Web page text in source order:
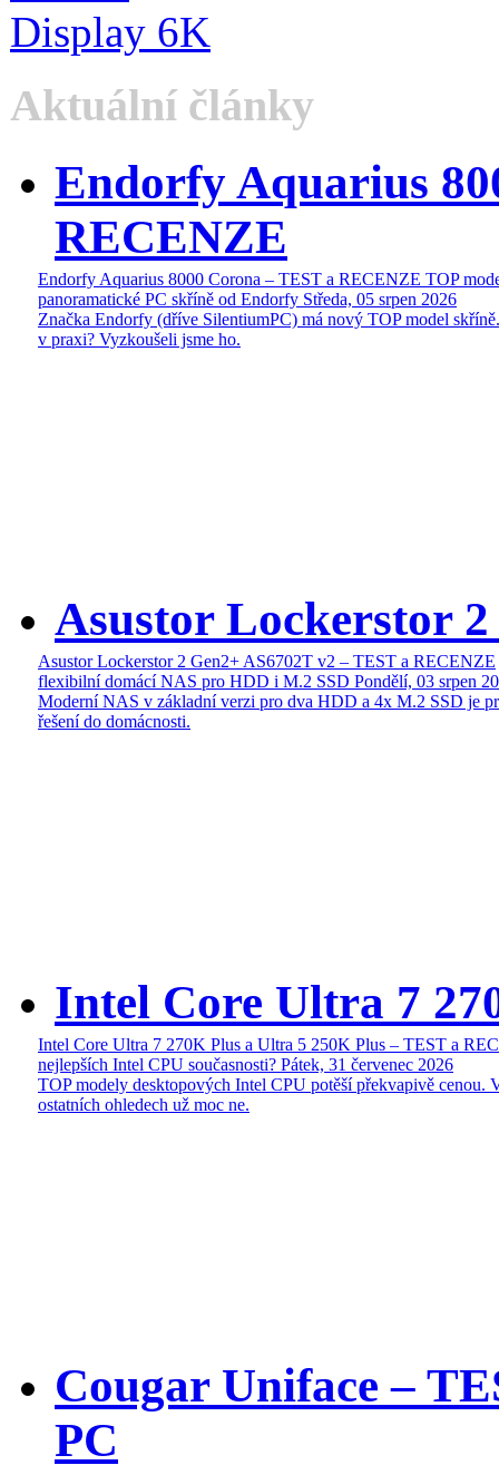
Aktuální články
Endorfy Aquarius
RECENZE
Endorfy Aquarius 8000 Corona – TEST a RECENZE TOP
panoramatické PC skříně od Endorfy Středa, 05 srpen 2026
Značka Endorfy (dříve SilentiumPC) má nový TOP model
v praxi? Vyzkoušeli jsme ho.
Asustor Lockerstor
Asustor Lockerstor 2 Gen2+ AS6702T v2 – TEST a RECENZE
flexibilní domácí NAS pro HDD i M.2 SSD Pondělí, 03 srpen
Moderní NAS v základní verzi pro dva HDD a 4x M.2 SSD je
řešení do domácnosti.
Intel Core Ultra 7
Intel Core Ultra 7 270K Plus a Ultra 5 250K Plus – TEST a
nejlepších Intel CPU současnosti? Pátek, 31 červenec 2026
TOP modely desktopových Intel CPU potěší překvapivě cenou.
ostatních ohledech už moc ne.
Cougar Uniface –
PC